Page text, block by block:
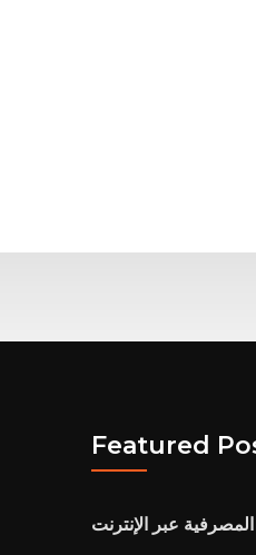
Featured
عبر الإنترنت